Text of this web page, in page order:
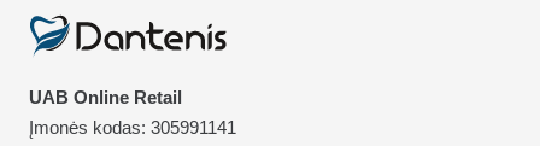
UAB Online Retail
Įmonės kodas: 305991141